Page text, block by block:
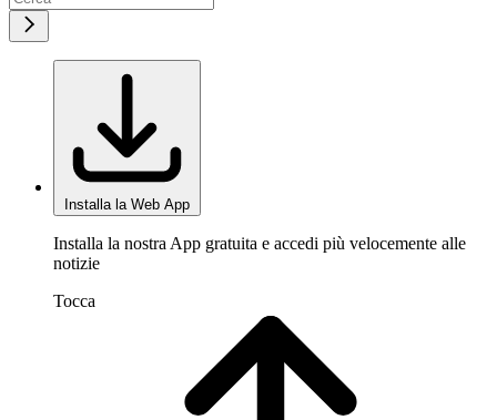
Installa la Web App
Installa la nostra App gratuita e accedi più velocemente alle
notizie
Tocca